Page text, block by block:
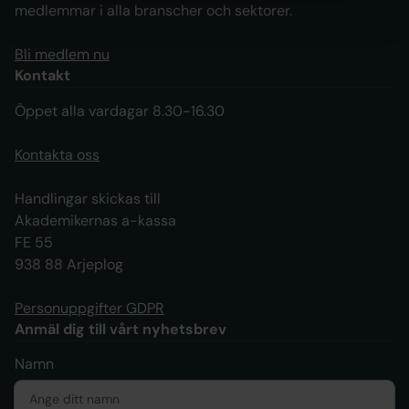
medlemmar i alla branscher och sektorer.
Bli medlem nu
Kontakt
Öppet alla vardagar 8.30-16.30
Kontakta oss
Handlingar skickas till
Akademikernas a-kassa
FE 55
938 88 Arjeplog
Personuppgifter GDPR
Anmäl dig till vårt nyhetsbrev
Namn